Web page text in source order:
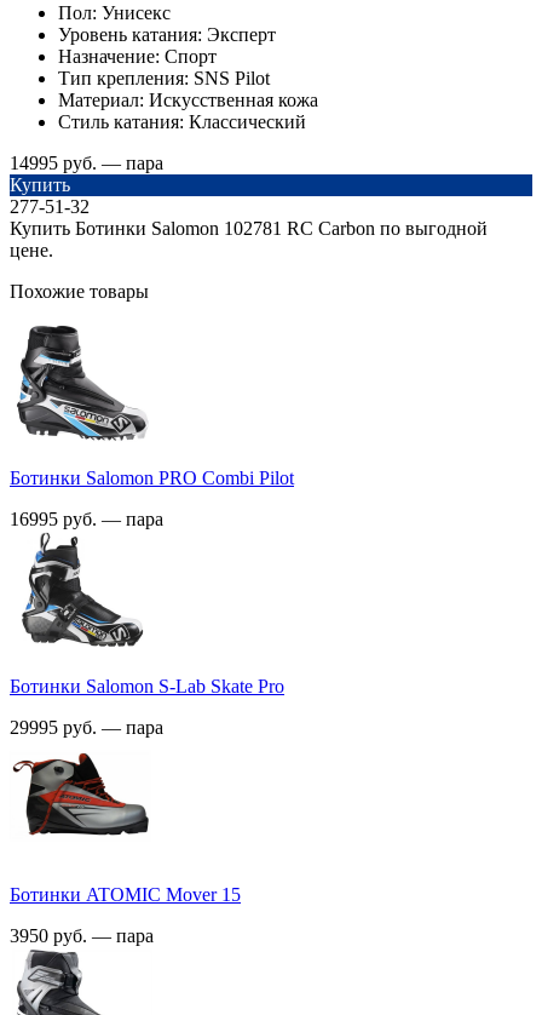
Пол: Унисекс
Уровень катания: Эксперт
Назначение: Спорт
Тип крепления: SNS Pilot
Материал: Искусственная кожа
Стиль катания: Классический
14995 руб. — пара
Купить
277-51-32
Купить Ботинки Salomon 102781 RC Carbon по выгодной
цене.
Похожие товары
Ботинки Salomon PRO Combi Pilot
16995 руб. — пара
Ботинки Salomon S-Lab Skate Pro
29995 руб. — пара
Ботинки ATOMIC Mover 15
3950 руб. — пара